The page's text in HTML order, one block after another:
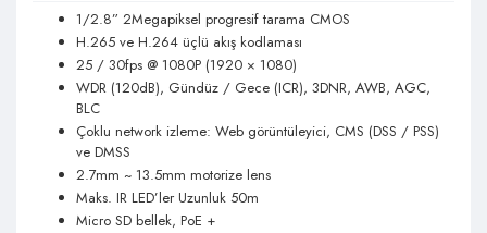
1/2.8” 2Megapiksel progresif tarama CMOS
H.265 ve H.264 üçlü akış kodlaması
25 / 30fps @ 1080P (1920 × 1080)
WDR (120dB), Gündüz / Gece (ICR), 3DNR, AWB, AGC,
BLC
Çoklu network izleme: Web görüntüleyici, CMS (DSS / PSS)
ve DMSS
2.7mm ~ 13.5mm motorize lens
Maks. IR LED’ler Uzunluk 50m
Micro SD bellek, PoE +